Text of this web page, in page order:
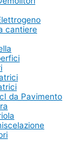
cantiere
da Pavimento